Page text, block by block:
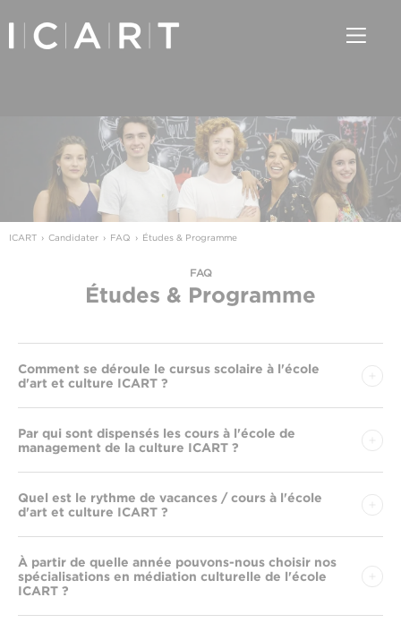
ICART Candidater FAQ Études & Programme
FAQ
Études & Programme
Comment se déroule le cursus scolaire à l'école
d'art et culture ICART ?
Par qui sont dispensés les cours à l'école de
management de la culture ICART ?
Quel est le rythme de vacances / cours à l'école
d'art et culture ICART ?
À partir de quelle année pouvons-nous choisir nos
spécialisations en médiation culturelle de l'école
ICART ?